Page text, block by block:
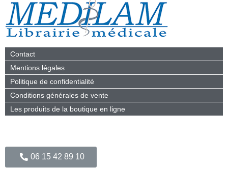
Contact
Mentions légales
Politique de confidentialité
Conditions générales de vente
Les produits de la boutique en ligne
06 15 42 89 10